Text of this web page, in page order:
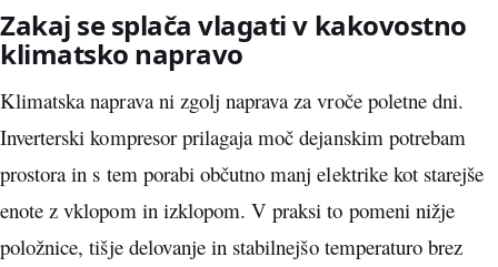
Zakaj se splača vlagati v kakovostno
klimatsko napravo
Klimatska naprava ni zgolj naprava za vroče poletne dni.
Inverterski kompresor prilagaja moč dejanskim potrebam
prostora in s tem porabi občutno manj elektrike kot starejše
enote z vklopom in izklopom. V praksi to pomeni nižje
položnice, tišje delovanje in stabilnejšo temperaturo brez